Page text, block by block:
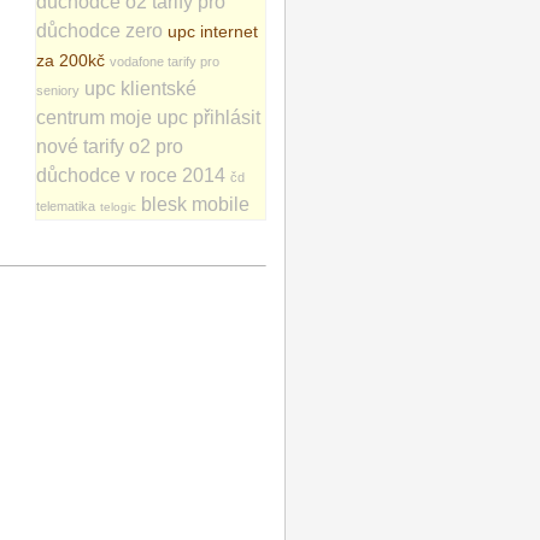
důchodce zero upc internet
za 200kč vodafone tarify pro
seniory upc klientské
centrum moje upc přihlásit
nové tarify o2 pro
důchodce v roce 2014 čd
telematika telogic blesk mobile